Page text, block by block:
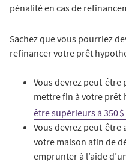
pénalité en cas de
Sachez que vous pourriez
refinancer votre prêt
Vous devrez peut-
mettre fin à votre prêt
être supérieurs à 350 $
Vous devrez peut-être
votre maison afin de
emprunter à l’aide